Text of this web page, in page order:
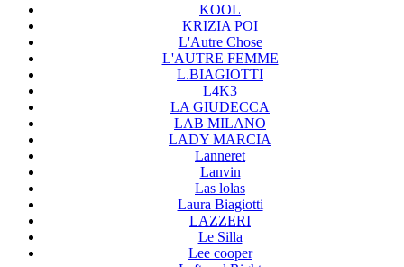
KOOL
KRIZIA POI
L'Autre Chose
L'AUTRE FEMME
L.BIAGIOTTI
L4K3
LA GIUDECCA
LAB MILANO
LADY MARCIA
Lanneret
Lanvin
Las lolas
Laura Biagiotti
LAZZERI
Le Silla
Lee cooper